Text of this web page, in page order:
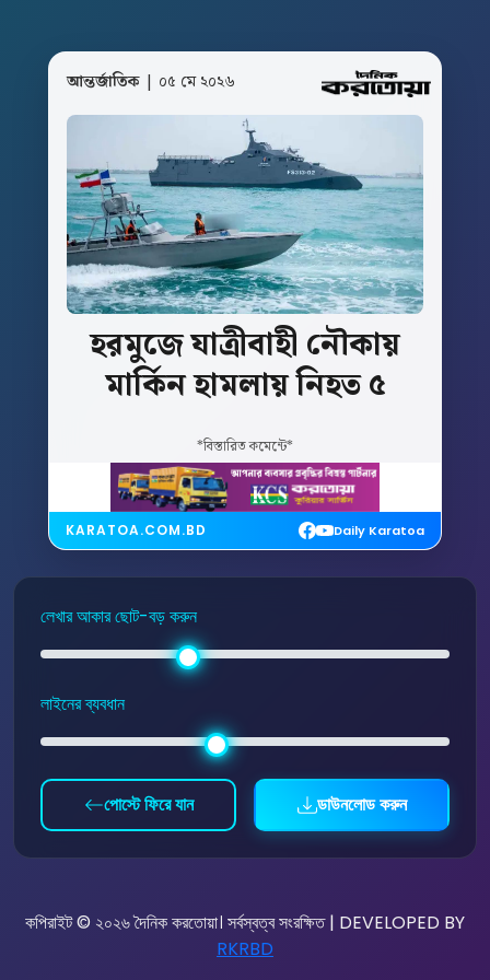
আন্তর্জাতিক | ০৫ মে ২০২৬
হরমুজেযাত্রীবাহী নৌকায়
মার্কিনহামলায়নিহত৫
*বিস্তারিত কমেন্টে*
KARATOA.COM.BD Daily Karatoa
লেখার আকার ছোট-বড় করুন
লাইনের ব্যবধান
পোস্টে ফিরে যান ডাউনলোড করুন
কপিরাইট © ২০২৬ দৈনিক করতোয়া। সর্বস্বত্ব সংরক্ষিত | DEVELOPED BY
RKRBD